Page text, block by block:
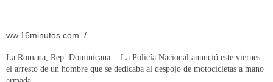
ww.16minutos.com ./
La Romana, Rep. Dominicana.- La Policía Nacional anunció este viernes
el arresto de un hombre que se dedicaba al despojo de motocicletas a mano